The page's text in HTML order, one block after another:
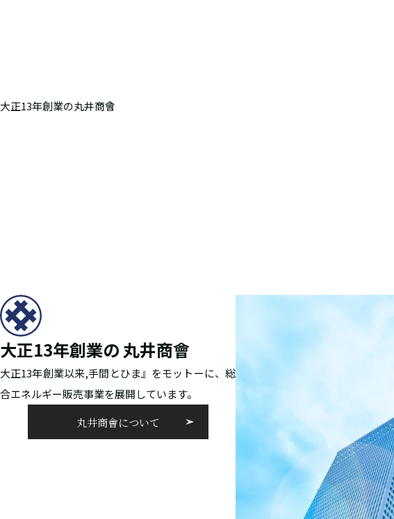
大正13年創業の丸井商會
大正13年創業の丸井商會
大正13年創業以来,手間とひま』をモットーに、総
合エネルギー販売事業を展開しています。
丸井商會について